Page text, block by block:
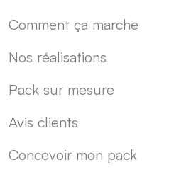
Comment ça marche
Nos réalisations
Pack sur mesure
Avis clients
Concevoir mon pack